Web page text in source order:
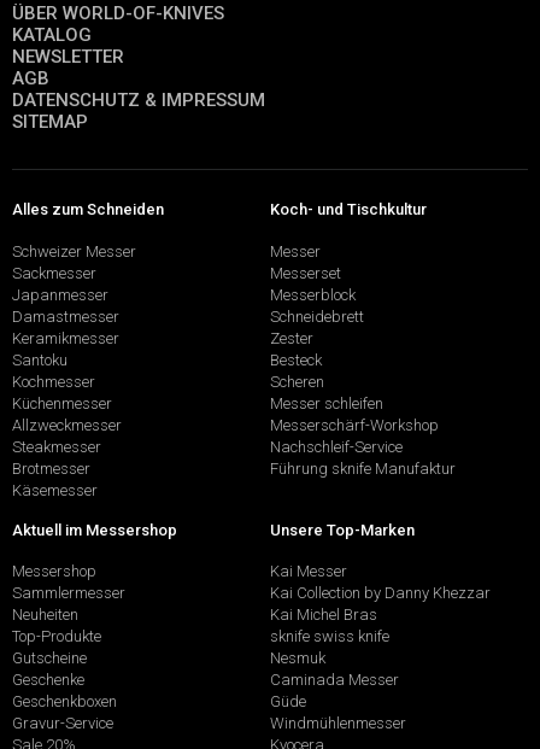
ÜBER WORLD-OF-KNIVES
KATALOG
NEWSLETTER
AGB
DATENSCHUTZ & IMPRESSUM
SITEMAP
Alles zum Schneiden
Schweizer Messer
Sackmesser
Japanmesser
Damastmesser
Keramikmesser
Santoku
Kochmesser
Küchenmesser
Allzweckmesser
Steakmesser
Brotmesser
Käsemesser
Koch- und Tischkultur
Messer
Messerset
Messerblock
Schneidebrett
Zester
Besteck
Scheren
Messer schleifen
Messerschärf-Workshop
Nachschleif-Service
Führung sknife Manufaktur
Aktuell im Messershop
Messershop
Sammlermesser
Neuheiten
Top-Produkte
Gutscheine
Geschenke
Geschenkboxen
Gravur-Service
Sale 20%
Unsere Top-Marken
Kai Messer
Kai Collection by Danny Khezzar
Kai Michel Bras
sknife swiss knife
Nesmuk
Caminada Messer
Güde
Windmühlenmesser
Kyocera